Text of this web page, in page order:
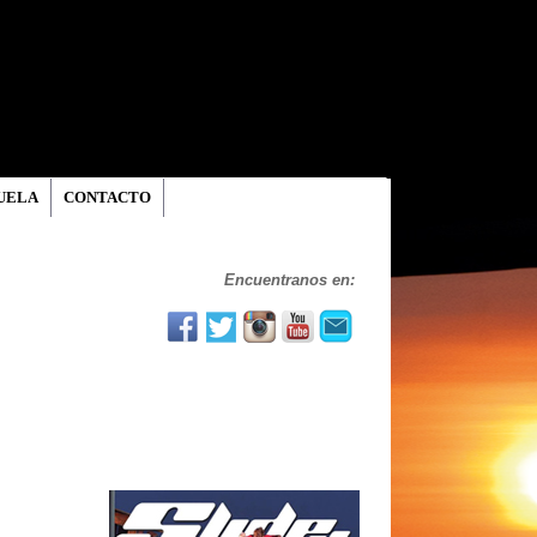
CONTACTO
Encuentranos en: